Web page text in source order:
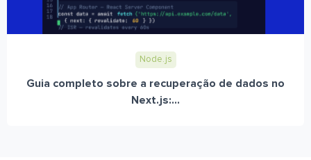
Node.js
Guia completo sobre a recuperação de dados no
Next.js:...